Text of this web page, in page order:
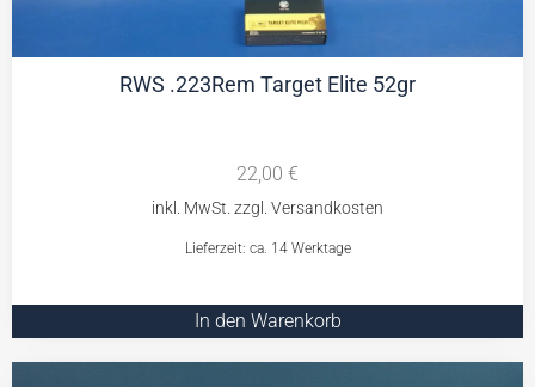
RWS .223Rem Target Elite 52gr
22,00 €
Lieferzeit: ca. 14 Werktage
In den Warenkorb